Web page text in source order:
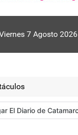
7 Agosto 2026
El Diario de